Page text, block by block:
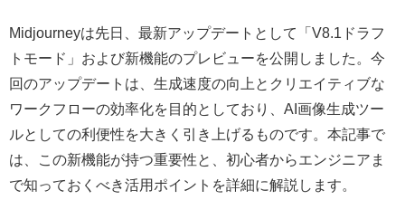
Midjourneyは先日、最新アップデートとして「V8.1ドラフ
トモード」および新機能のプレビューを公開しました。今
回のアップデートは、生成速度の向上とクリエイティブな
ワークフローの効率化を目的としており、AI画像生成ツー
ルとしての利便性を大きく引き上げるものです。本記事で
は、この新機能が持つ重要性と、初心者からエンジニアま
で知っておくべき活用ポイントを詳細に解説します。